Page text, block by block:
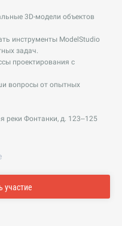
3D-модели объектов
инструменты ModelStudio
задач.
проектирования с
вопросы от опытных
реки Фонтанки, д. 123–125
участие